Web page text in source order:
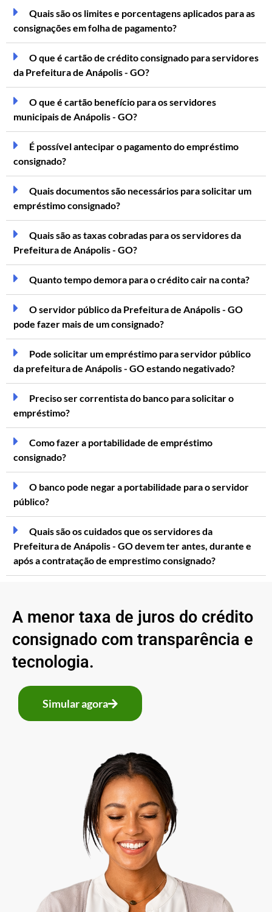
Quais são os limites e porcentagens aplicados para as
consignações em folha de pagamento?
O que é cartão de crédito consignado para servidores
da Prefeitura de Anápolis - GO?
O que é cartão benefício para os servidores
municipais de Anápolis - GO?
É possível antecipar o pagamento do empréstimo
consignado?
Quais documentos são necessários para solicitar um
empréstimo consignado?
Quais são as taxas cobradas para os servidores da
Prefeitura de Anápolis - GO?
Quanto tempo demora para o crédito cair na conta?
O servidor público da Prefeitura de Anápolis - GO
pode fazer mais de um consignado?
Pode solicitar um empréstimo para servidor público
da prefeitura de Anápolis - GO estando negativado?
Preciso ser correntista do banco para solicitar o
empréstimo?
Como fazer a portabilidade de empréstimo
consignado?
O banco pode negar a portabilidade para o servidor
público?
Quais são os cuidados que os servidores da
Prefeitura de Anápolis - GO devem ter antes, durante e
após a contratação de emprestimo consignado?
A menor taxa de juros do crédito
consignado com transparência e
tecnologia.
Simular agora